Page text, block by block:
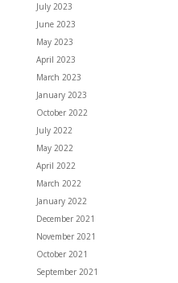
July 2023
June 2023
May 2023
April 2023
March 2023
January 2023
October 2022
July 2022
May 2022
April 2022
March 2022
January 2022
December 2021
November 2021
October 2021
September 2021